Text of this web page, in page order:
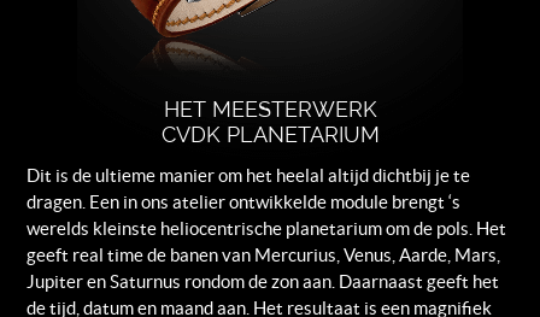
Bruin leder.
Sluiting
HET MEESTERWERK
CVDK PLANETARIUM
Dit is de ultieme manier om het heelal altijd dichtbij je te
dragen. Een in ons atelier ontwikkelde module brengt ‘s
werelds kleinste heliocentrische planetarium om de pols. Het
geeft real time de banen van Mercurius, Venus, Aarde, Mars,
Jupiter en Saturnus rondom de zon aan. Daarnaast geeft het
de tijd, datum en maand aan. Het resultaat is een magnifiek